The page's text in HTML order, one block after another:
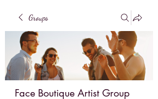
Groups
Face Boutique Artist Group